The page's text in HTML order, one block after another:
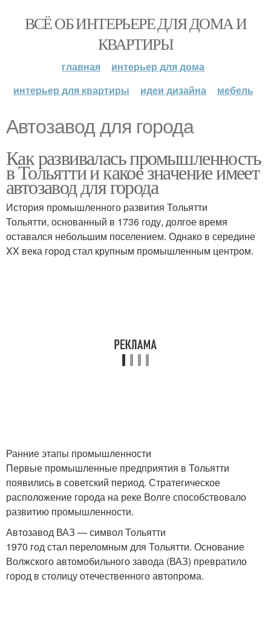
ВСЁ ОБ ИНТЕРЬЕРЕ ДЛЯ ДОМА И
КВАРТИРЫ
главная
интерьер для дома
интерьер для квартиры
идеи дизайна мебель
Автозавод для города
Как развивалась промышленность
в Тольятти и какое значение имеет
автозавод для города
История промышленного развития Тольятти
Тольятти, основанный в 1736 году, долгое время
оставался небольшим поселением. Однако в середине
XX века город стал крупным промышленным центром.
Ранние этапы промышленности
Первые промышленные предприятия в Тольятти
появились в советский период. Стратегическое
расположение города на реке Волге способствовало
развитию промышленности.
Автозавод ВАЗ — символ Тольятти
1970 год стал переломным для Тольятти. Основание
Волжского автомобильного завода (ВАЗ) превратило
город в столицу отечественного автопрома.